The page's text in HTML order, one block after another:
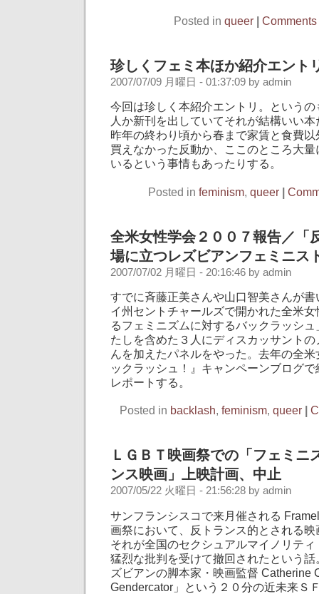
Posted in queer | Comments
珍しくフェミ本ほか紹介エント
2007/07/09 月曜日 - 01:37:09 by admin
今回は珍しく本紹介エントリ。という
人か新刊を出していてそれが結構いい
昨年の終わり頃から春まで家賃と食費
買えなかった反動か、ここのところ大
いるという事情もあったりする。
Posted in feminism queer |
全米女性学会２００７報告／「
場に立つレズビアンフェミニス
2007/07/02 月曜日 - 20:16:46 by admin
すでに斉藤正美さんや山口智美さんが
イ州セントチャールズで開かれた全米
るフェミニズムに対するバックラッシ
たしを含めた３人にディスカッサント
んを加えたパネルをやった。去年の全
ックラッシュ！』キャンペーンブログ
レポートする。
Posted in backlash, feminism, queer
ＬＧＢＴ映画祭での「フェミニ
ンス映画」上映計画、中止
2007/05/22 火曜日 - 21:56:28 by admin
サンフランシスコで来月催される
画祭において、反トランス的とされる
それが全国のセクシュアルマイノリテ
猛烈な批判を受けて撤回されたという
ズビアンの脚本家・映画監督 Catherine
Gendercator」という２０分の近未来Ｓ